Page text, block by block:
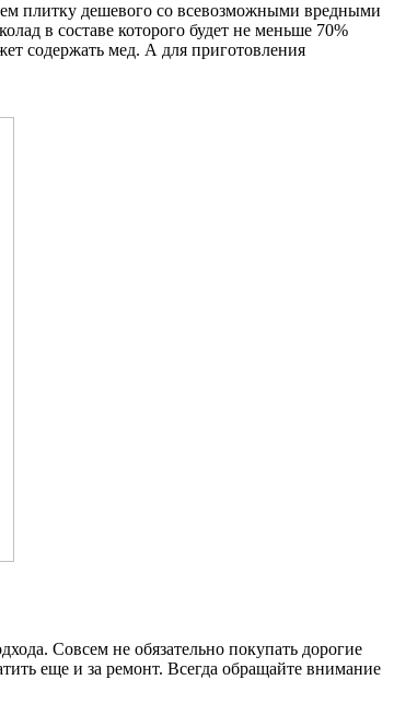
плитку дешевого со всевозможными вредными
в составе которого будет не меньше 70%
содержать мед. А для приготовления
Совсем не обязательно покупать дорогие
еще и за ремонт. Всегда обращайте внимание